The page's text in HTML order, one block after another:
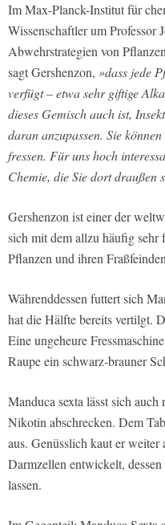
Im Max-Planck-Institut für
Wissenschaftler um Professor
Abwehrstrategien von
sagt Gershenzon, »dass jede
verfügt – etwa sehr giftige
dieses Gemisch auch ist,
daran anzupassen. Sie
fressen. Für uns hoch
Chemie, die Sie dort draußen
Gershenzon ist einer der
sich mit dem allzu häufig sehr
Pflanzen und ihren
Währenddessen futtert sich
hat die Hälfte bereits vertilgt.
Eine ungeheure
Raupe ein schwarz-brauner
Manduca sexta lässt sich
Nikotin abschrecken. Dem
aus. Genüsslich kaut er
Darmzellen entwickelt,
lassen.